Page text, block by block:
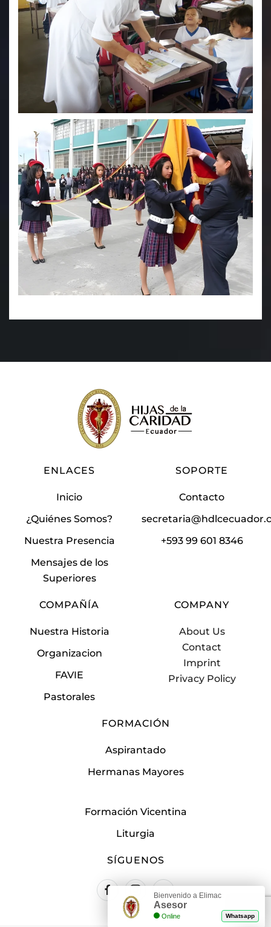
ENLACES
Inicio
¿Quiénes Somos?
Nuestra Presencia
Mensajes de los
Superiores
SOPORTE
Contacto
+593 99 601 8346
COMPAÑÍA
Nuestra Historia
Organizacion
FAVIE
Pastorales
COMPANY
About Us
Contact
Imprint
Privacy Policy
FORMACIÓN
Aspirantado
Hermanas Mayores
Formación Vicentina
Liturgia
SÍGUENOS
Bienvenido a Elimac
Asesor
Online Whatsapp